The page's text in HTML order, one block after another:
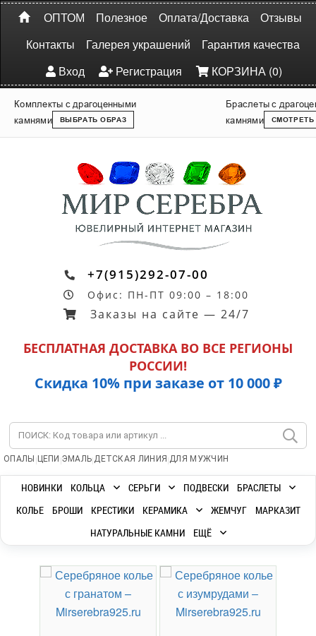
ОПТОМ Полезное Оплата/Доставка
Отзывы
Контакты
Галерея украшений
Гарантия качества
Вход
Регистрация КОРЗИНА (0)
Комплекты с драгоценными
камнями
ВЫБРАТЬ ОБРАЗ
Браслеты с
камнями
СМОТРЕТЬ
+7(915)292-07-00
Офис: ПН-ПТ 09:00 – 18:00
Заказы на сайте — 24/7
БЕСПЛАТНАЯ ДОСТАВКА ВО ВСЕ РЕГИОНЫ
РОССИИ!
Скидка 10% при заказе от 10 000 ₽
ОПАЛЫ | ЦЕПИ |ЭМАЛЬ|ДЕТСКАЯ ЛИНИЯ |ДЛЯ МУЖЧИН
НОВИНКИ КОЛЬЦА СЕРЬГИ ПОДВЕСКИ
БРАСЛЕТЫ
КОЛЬЕ
БРОШИ КРЕСТИКИ КЕРАМИКА ЖЕМЧУГ
МАРКАЗИТ
НАТУРАЛЬНЫЕ КАМНИ
ЕЩЁ